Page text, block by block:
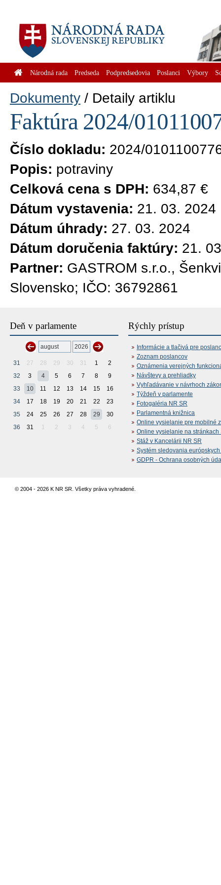
Národná rada Predseda Podpredsedovia Poslanci Výbory
Dokumenty Detaily artiklu
Faktúra 2024/
Číslo dokladu: 2024/
Popis: potraviny
Celková cena s DPH: 634,87 €
Dátum vystavenia: 21. 03. 2024
Dátum úhrady: 27. 03. 2024
Dátum doručenia faktúry: 21.
Partner: GASTROM s.r.o.,
Slovensko; IČO: 36792861
Deň v parlamente
31 27 28 29 30 31 1
2
32
3 4 5 6 7 8
9
33
10 11 12 13 14 15
16
34
17 18 19 20 21 22
23
35
24 25 26 27 28 29
30
36
31 1 2 3 4 5 6
Rýchly prístup
Informácie a tlačivá pre
Zoznam poslancov
Oznámenia verejných
Návštevy a prehliadky
Vyhľadávanie v návrhoch
Týždeň v parlamente
Fotogaléria NR SR
Parlamentná knižnica
Online vysielanie pre mobilné
Online vysielanie na stránkach
Stáž v Kancelárii NR SR
Systém sledovania
GDPR - Ochrana osobných
© 2004 - 2026 K NR SR. Všetky práva vyhradené.